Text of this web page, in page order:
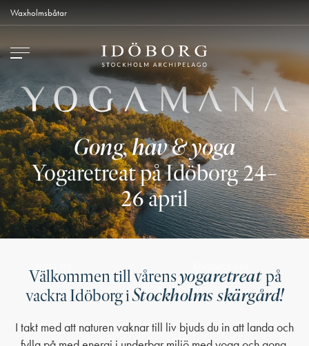
Waxholmsbåtar
Gong, hav & yoga
Yogaretreat på Idöborg 24–
26 april
Välkommen till vårensyogaretreatpå
vackra Idöborg iStockholms skärgård!
I takt med att naturen vaknar till liv bjuds du in att landa och